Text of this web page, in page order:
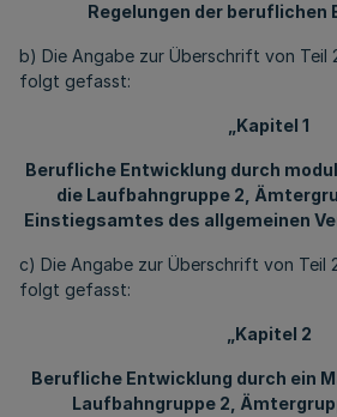
Regelungen der beruflichen
b) Die Angabe zur Überschrift von Teil
folgt gefasst:
„Kapitel 1
Berufliche Entwicklung durch
die Laufbahngruppe 2,
Einstiegsamtes des allgemeinen
c) Die Angabe zur Überschrift von Teil
folgt gefasst:
„Kapitel 2
Berufliche Entwicklung durch ein
Laufbahngruppe 2,